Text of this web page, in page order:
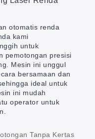
otomatis renda
kami
untuk
pemotongan presisi
Mesin ini unggul
bersamaan dan
ideal untuk
ini mudah
operator untuk
Tanpa Kertas